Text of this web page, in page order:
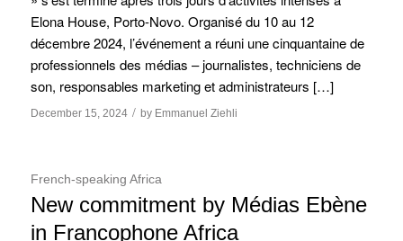
Elona House, Porto-Novo. Organisé du 10 au 12
décembre 2024, l’événement a réuni une cinquantaine de
professionnels des médias – journalistes, techniciens de
son, responsables marketing et administrateurs […]
December 15, 2024 / by Emmanuel Ziehli
French-speaking Africa
New commitment by Médias Ebène
in Francophone Africa